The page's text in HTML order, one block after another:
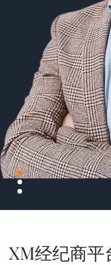
XM经纪商平